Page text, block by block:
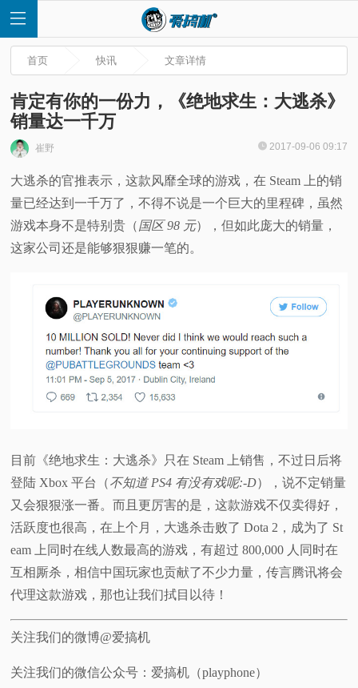
首
页
快
科
普
题
首页 快讯 文章详情
肯定有你的一份力，《绝地求生：大逃杀》
销量达一千万
崔野 2017-09-06 09:17
大逃杀的官推表示，这款风靡全球的游戏，在 Steam 上的销
量已经达到一千万了，不得不说是一个巨大的里程碑，虽然
游戏本身不是特别贵（国区 98 元），但如此庞大的销量，
这家公司还是能够狠狠赚一笔的。
目前《绝地求生：大逃杀》只在 Steam 上销售，不过日后将
登陆 Xbox 平台（不知道 PS4 有没有戏呢:-D），说不定销量
又会狠狠涨一番。而且更厉害的是，这款游戏不仅卖得好，
活跃度也很高，在上个月，大逃杀击败了 Dota 2，成为了 St
eam 上同时在线人数最高的游戏，有超过 800,000 人同时在
互相厮杀，相信中国玩家也贡献了不少力量，传言腾讯将会
代理这款游戏，那也让我们拭目以待！
关注我们的微博@爱搞机
关注我们的微信公众号：爱搞机（playphone）